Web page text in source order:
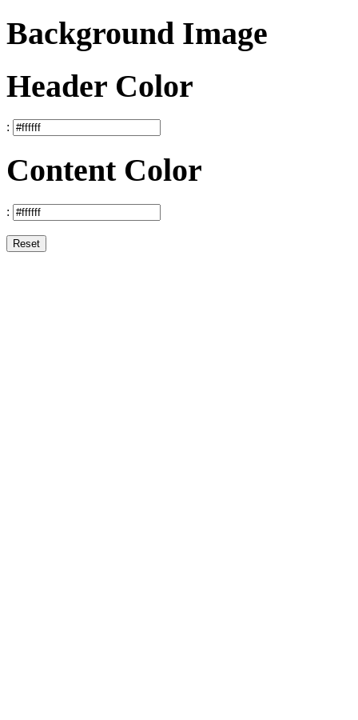
Background Image
Header Color
:
Content Color
:
Reset